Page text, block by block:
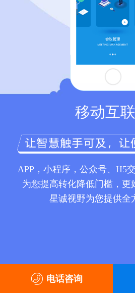
移动互
APP，小程序，公众号、H5
为您提高转化降低门槛，更
星诚视野为您提供全
电话咨询